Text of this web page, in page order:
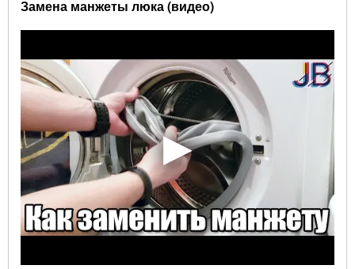
Замена манжеты люка (видео)